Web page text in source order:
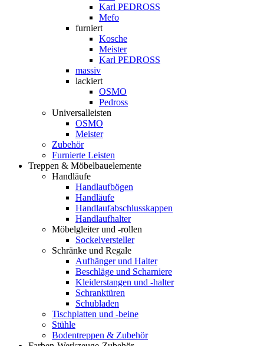
Karl PEDROSS
Mefo
furniert
Kosche
Meister
Karl PEDROSS
massiv
lackiert
OSMO
Pedross
Universalleisten
OSMO
Meister
Zubehör
Furnierte Leisten
Treppen & Möbelbauelemente
Handläufe
Handlaufbögen
Handläufe
Handlaufabschlusskappen
Handlaufhalter
Möbelgleiter und -rollen
Sockelversteller
Schränke und Regale
Aufhänger und Halter
Beschläge und Scharniere
Kleiderstangen und -halter
Schranktüren
Schubladen
Tischplatten und -beine
Stühle
Bodentreppen & Zubehör